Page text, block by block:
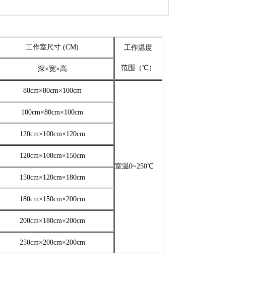
工作室尺寸 (CM) 工作温度
范围（℃）
深×宽×高
80cm×80cm×100cm
室温0~250℃
100cm×80cm×100cm
120cm×100cm×120cm
120cm×100cm×150cm
150cm×120cm×180cm
180cm×150cm×200cm
200cm×180cm×200cm
250cm×200cm×200cm